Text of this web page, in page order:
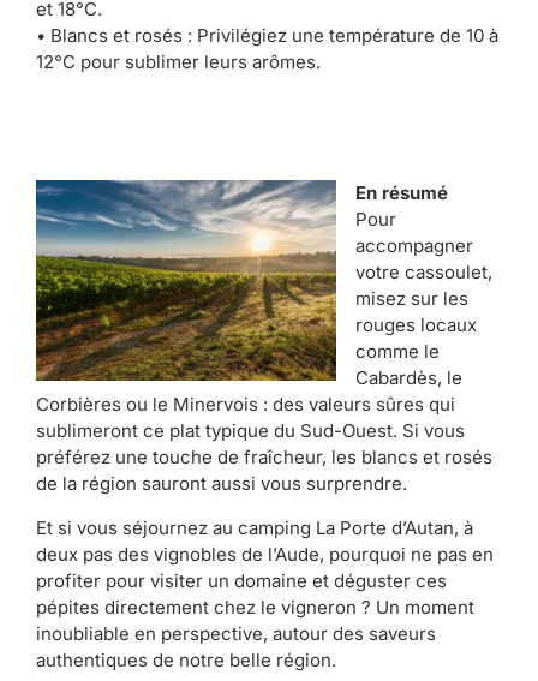
et 18°C.
• Blancs et rosés : Privilégiez une température de 10 à
12°C pour sublimer leurs arômes.
En résumé
Pour
accompagner
votre cassoulet,
misez sur les
rouges locaux
comme le
Cabardès, le
Corbières ou le Minervois : des valeurs sûres qui
sublimeront ce plat typique du Sud-Ouest. Si vous
préférez une touche de fraîcheur, les blancs et rosés
de la région sauront aussi vous surprendre.
Et si vous séjournez au camping La Porte d’Autan, à
deux pas des vignobles de l’Aude, pourquoi ne pas en
profiter pour visiter un domaine et déguster ces
pépites directement chez le vigneron ? Un moment
inoubliable en perspective, autour des saveurs
authentiques de notre belle région.